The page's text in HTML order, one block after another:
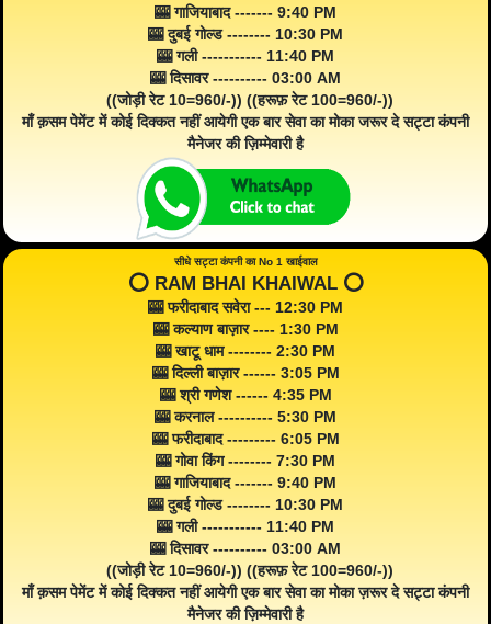
🎰 गाजियाबाद ------- 9:40 PM
🎰 दुबई गोल्ड -------- 10:30 PM
🎰 गली ----------- 11:40 PM
🎰 दिसावर ---------- 03:00 AM
((जोड़ी रेट 10=960/-)) ((हरूफ़ रेट 100=960/-))
माँ क़सम पेमेंट में कोई दिक्कत नहीं आयेगी एक बार सेवा का मोका जरूर दे सट्टा कंपनी
मैनेजर की ज़िम्मेवारी है
सीधे सट्टा कंपनी का No 1 खाईवाल
⭕️ RAM BHAI KHAIWAL ⭕️
🎰 फरीदाबाद सवेरा --- 12:30 PM
🎰 कल्याण बाज़ार ---- 1:30 PM
🎰 खाटू धाम -------- 2:30 PM
🎰 दिल्ली बाज़ार ------ 3:05 PM
🎰 श्री गणेश ------ 4:35 PM
🎰 करनाल ---------- 5:30 PM
🎰 फरीदाबाद --------- 6:05 PM
🎰 गोवा किंग -------- 7:30 PM
🎰 गाजियाबाद ------- 9:40 PM
🎰 दुबई गोल्ड -------- 10:30 PM
🎰 गली ----------- 11:40 PM
🎰 दिसावर ---------- 03:00 AM
((जोड़ी रेट 10=960/-)) ((हरूफ़ रेट 100=960/-))
माँ क़सम पेमेंट में कोई दिक्कत नहीं आयेगी एक बार सेवा का मोका ज़रूर दे सट्टा कंपनी
मैनेजर की ज़िम्मेवारी है